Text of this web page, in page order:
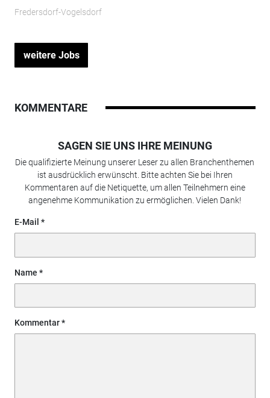
Fredersdorf-Vogelsdorf
weitere Jobs
KOMMENTARE
SAGEN SIE UNS IHRE MEINUNG
Die qualifizierte Meinung unserer Leser zu allen Branchenthemen
ist ausdrücklich erwünscht. Bitte achten Sie bei Ihren
Kommentaren auf die Netiquette, um allen Teilnehmern eine
angenehme Kommunikation zu ermöglichen. Vielen Dank!
E-Mail
Name
Kommentar